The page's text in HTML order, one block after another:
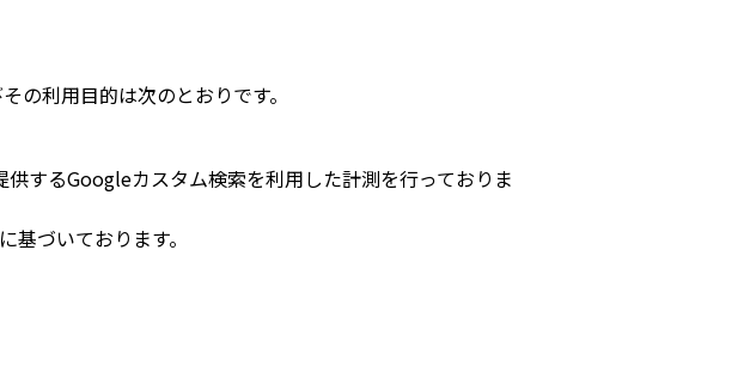
の利用目的は次のとおりです。
するGoogleカスタム検索を利用した計測を行っておりま
づいております。